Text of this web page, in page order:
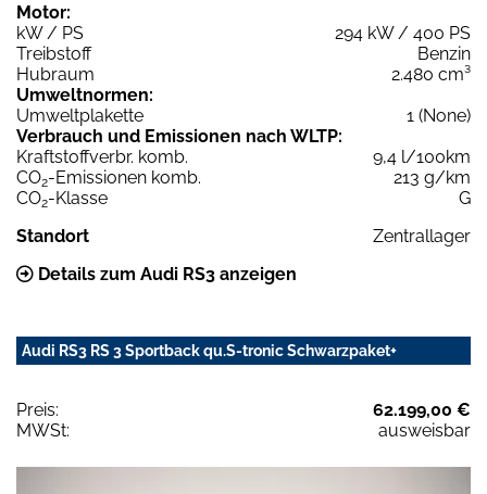
Motor:
kW / PS
294 kW / 400 PS
Treibstoff
Benzin
Hubraum
2.480 cm³
Umweltnormen:
Umweltplakette
1 (None)
Verbrauch und Emissionen nach WLTP:
Kraftstoffverbr. komb.
9,4 l/100km
CO2-Emissionen komb.
213 g/km
CO2-Klasse
G
Standort
Zentrallager
Details zum Audi RS3 anzeigen
Audi RS3 RS 3 Sportback qu.S-tronic Schwarzpaket+
Preis:
62.199,00 €
MWSt:
ausweisbar